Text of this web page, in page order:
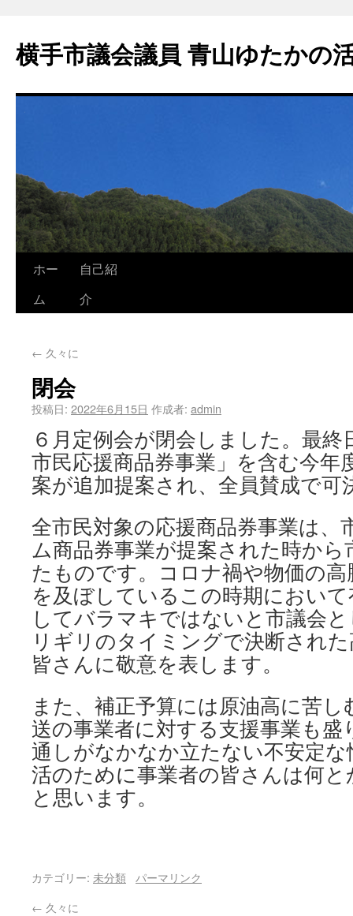
横手市議会議員 青山ゆたかの
ホー
ム
自己紹
介
← 久々に
閉会
投稿日: 2022年6月15日 作成者: admin
６月定例会が閉会しました。最
市民応援商品券事業」を含む今年
案が追加提案され、全員賛成で可
全市民対象の応援商品券事業は、
ム商品券事業が提案された時か
たものです。コロナ禍や物価の
を及ぼしているこの時期におい
してバラマキではないと市議会
リギリのタイミングで決断され
皆さんに敬意を表します。
また、補正予算には原油高に苦
送の事業者に対する支援事業も
通しがなかなか立たない不安定
活のために事業者の皆さんは何
と思います。
カテゴリー: 未分類
パーマリンク
← 久々に